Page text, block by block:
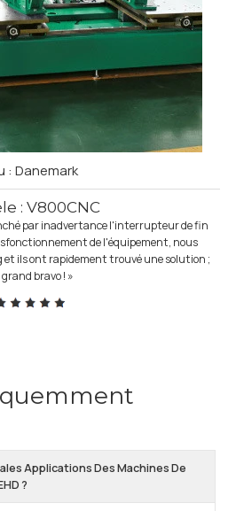
: Danemark
: V800CNC
par inadvertance l'interrupteur de fin
de l'équipement, nous
ils ont rapidement trouvé une solution ;
bravo ! »
Applications Des Machines De
?